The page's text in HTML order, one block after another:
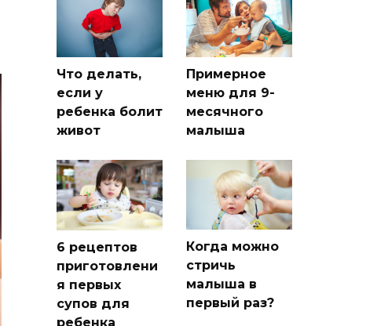
Что делать,
если у
ребенка болит
живот
Примерное
меню для 9-
месячного
малыша
6 рецептов
приготовлени
я первых
супов для
ребенка
Когда можно
стричь
малыша в
первый раз?